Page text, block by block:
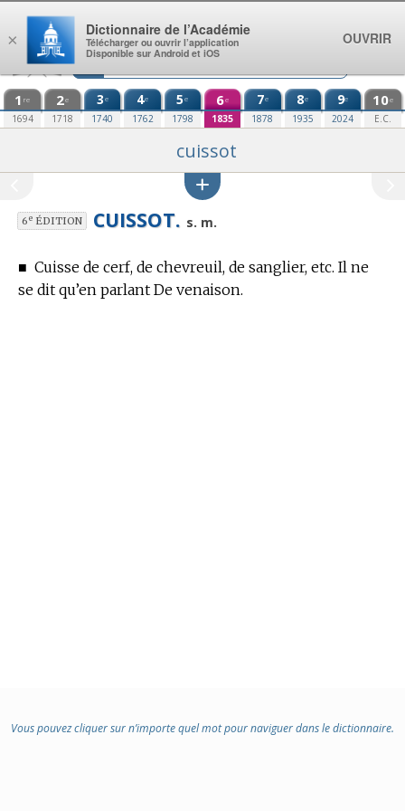
Aller au contenu
1 re
1694
2e
1718
3e
1740
4e
1762
5e
1798
6e
1835
7e
1878
8e
1935
9e
2024
10e
E.C.
cuissot
6eÉDITION CUISSOT. s. m.
■ Cuisse de cerf, de chevreuil, de sanglier, etc. Il ne
se dit qu’en parlant De venaison.
Vous pouvez cliquer sur n’importe quel mot pour naviguer dans le dictionnaire.
×
Dictionnaire de l’Académie
Télécharger ou ouvrir l’application
Disponible sur Android et iOS
OUVRIR